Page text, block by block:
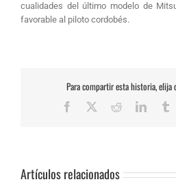
cualidades del último modelo de
favorable al piloto cordobés.
Para compartir esta historia,
Facebook Reddit
Artículos relacionados